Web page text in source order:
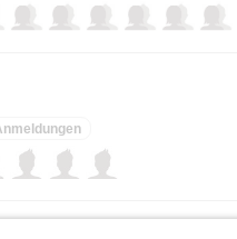
mal anders entdecken